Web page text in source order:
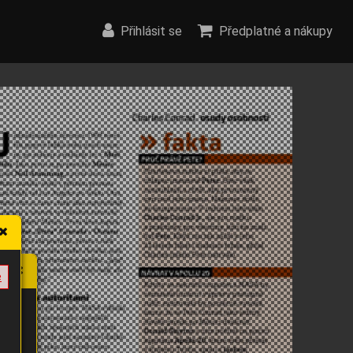
Přihlásit se Předplatné a nákupy